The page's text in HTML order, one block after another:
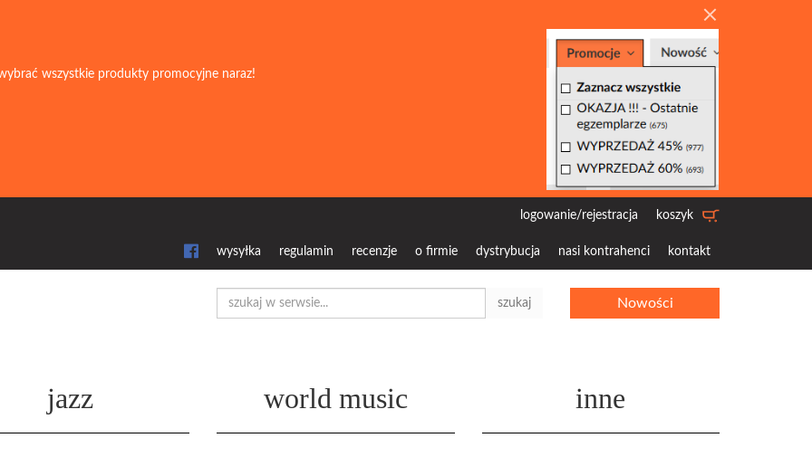
wszystkie produkty promocyjne naraz!
koszyk
logowanie/rejestracja
wysyłka regulamin recenzje o firmie dystrybucja nasi kontrahenci kontakt
szukaj Nowości
jazz world music inne